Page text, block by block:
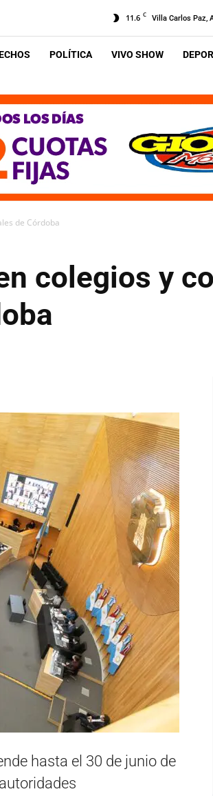
11.6 C Villa Carlos Paz,
POLÍTICA VIVO SHOW
de Córdoba
colegios y
hasta el 30 de junio de